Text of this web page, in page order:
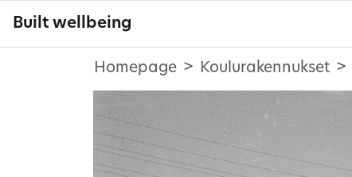
Built wellbeing
Homepage Koulurakennukset